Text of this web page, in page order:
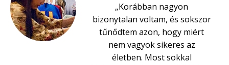
„Korábban nagyon
bizonytalan voltam, és sokszor
tűnődtem azon, hogy miért
nem vagyok sikeres az
életben. Most sokkal